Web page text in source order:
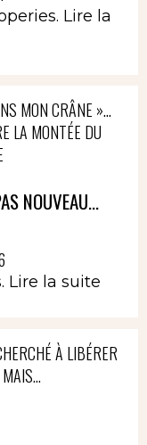
Lire la
MON CRÂNE »…
LA MONTÉE DU
NOUVEAU...
Lire la suite
À LIBÉRER